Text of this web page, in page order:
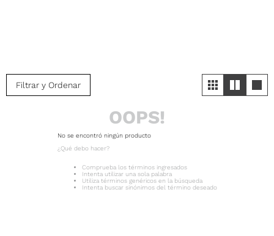
Filtrar y Ordenar
OOPS!
No se encontró ningún producto
¿Qué debo hacer?
Comprueba los términos ingresados
Intenta utilizar una sola palabra
Utiliza términos genéricos en la búsqueda
Intenta buscar sinónimos del término deseado